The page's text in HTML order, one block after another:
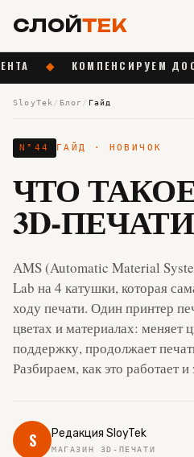
СЛОЙТЕК
КОМПЕНСИРУЕМ ДОСТАВКУ ДО
SloyTek / Блог / Гайд
N° 44 ГАЙД · НОВИЧОК
ЧТО
3D-ПЕЧАТИ
AMS (Automatic Material
Lab на 4 катушки, которая
ходу печати. Один принтер
цветах и материалах: меняет
поддержку, продолжает
Разбираем, как это работает
S Редакция SloyTek
МАГАЗИН 3D-ПЕЧАТИ